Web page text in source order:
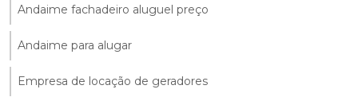
Andaime fachadeiro aluguel preço
Andaime para alugar
Empresa de locação de geradores